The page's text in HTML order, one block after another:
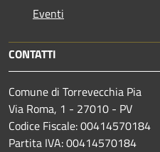
Eventi
CONTATTI
Comune di Torrevecchia Pia
Via Roma, 1 - 27010 - PV
Codice Fiscale: 00414570184
Partita IVA: 00414570184